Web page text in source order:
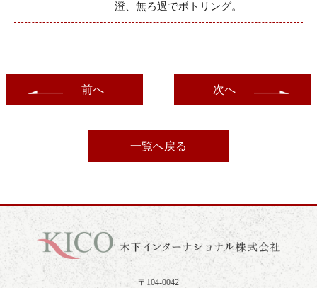
澄、無ろ過でボトリング。
前へ
一覧へ戻る
次へ
〒104-0042